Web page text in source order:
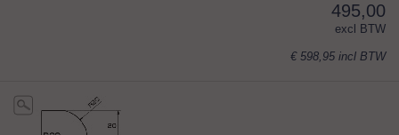
495,00
excl BTW
€ 598,95 incl BTW